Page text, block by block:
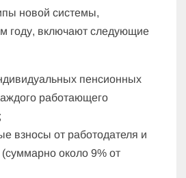
новой системы,
году, включают следующие
пенсионных
работающего
взносы от работодателя и
(суммарно около 9% от